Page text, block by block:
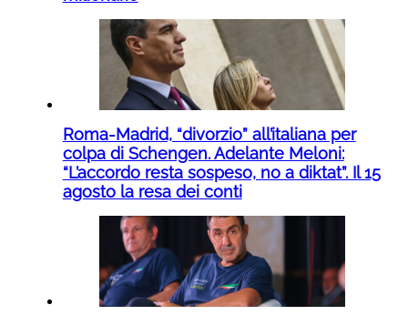
Roma-Madrid, “divorzio” all’italiana per
colpa di Schengen. Adelante Meloni:
“L’accordo resta sospeso, no a diktat”. Il 15
agosto la resa dei conti